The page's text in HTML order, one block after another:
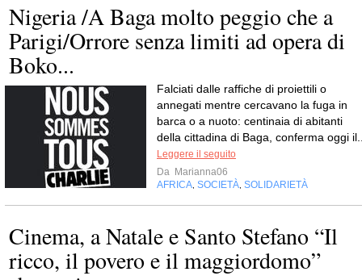
Nigeria /A Baga molto peggio che a
Parigi/Orrore senza limiti ad opera di
Boko...
Falciati dalle raffiche di proiettili o
annegati mentre cercavano la fuga in
barca o a nuoto: centinaia di abitanti
della cittadina di Baga, conferma oggi
Leggere il seguito
Da Marianna06
AFRICA SOCIETÀ SOLIDARIETÀ
Cinema, a Natale e Santo Stefano “Il
ricco, il povero e il maggiordomo”